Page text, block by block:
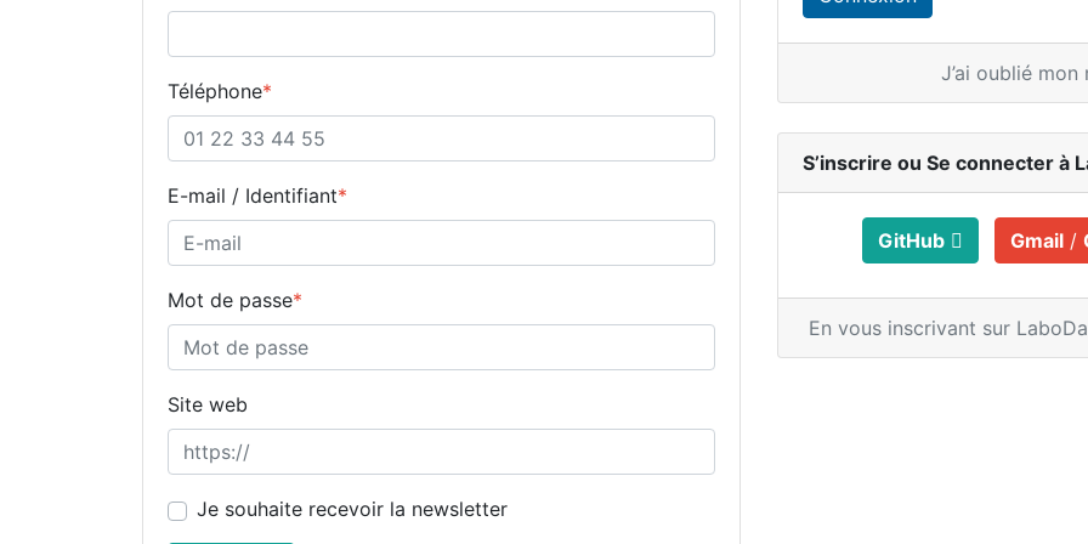
Téléphone*
E-mail / Identifiant*
Mot de passe*
Site web
Je souhaite recevoir la newsletter
J’ai oublié
S’inscrire ou Se connecter à
GitHub Gmail /
En vous inscrivant sur